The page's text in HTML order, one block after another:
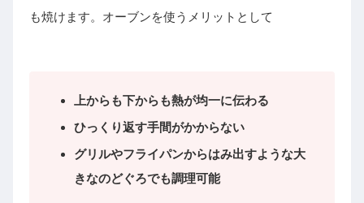
も焼けます。オーブンを使うメリットとして
上からも下からも熱が均一に伝わる
ひっくり返す手間がかからない
グリルやフライパンからはみ出すような大
きなのどぐろでも調理可能